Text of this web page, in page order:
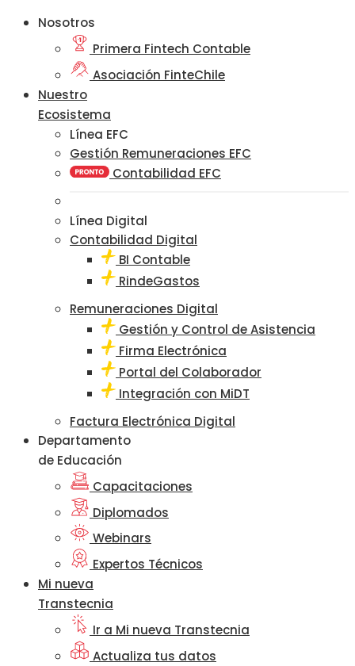
Nosotros
Primera Fintech Contable
Asociación FinteChile
Nuestro
Ecosistema
Línea EFC
Gestión Remuneraciones EFC
Contabilidad EFC
Línea Digital
Contabilidad Digital
BI Contable
RindeGastos
Remuneraciones Digital
Gestión y Control de Asistencia
Firma Electrónica
Portal del Colaborador
Integración con MiDT
Factura Electrónica Digital
Departamento
de Educación
Capacitaciones
Diplomados
Webinars
Expertos Técnicos
Mi nueva
Transtecnia
Ir a Mi nueva Transtecnia
Actualiza tus datos